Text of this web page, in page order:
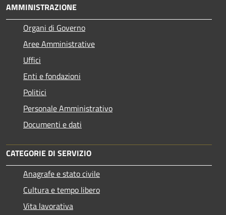
AMMINISTRAZIONE
Organi di Governo
Aree Amministrative
Uffici
Enti e fondazioni
Politici
Personale Amministrativo
Documenti e dati
CATEGORIE DI SERVIZIO
Anagrafe e stato civile
Cultura e tempo libero
Vita lavorativa